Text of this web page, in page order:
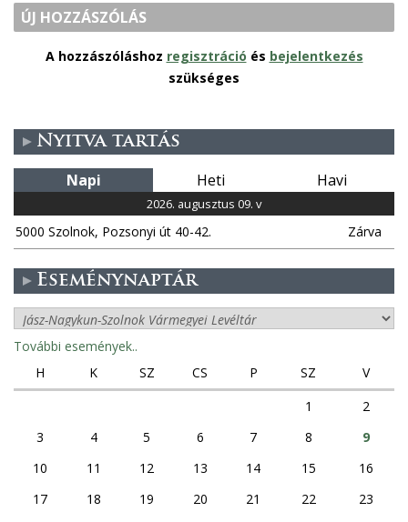
ÚJ HOZZÁSZÓLÁS
A hozzászóláshoz regisztráció és bejelentkezés
szükséges
Nyitva tartás
Napi Heti Havi
2026. augusztus 09. v
5000 Szolnok, Pozsonyi út 40-42. Zárva
Eseménynaptár
További események..
H
K SZ CS P SZ
V
1
2
3
4 5 6 7 8
9
10
11 12 13 14 15
16
17
18 19 20 21 22
23